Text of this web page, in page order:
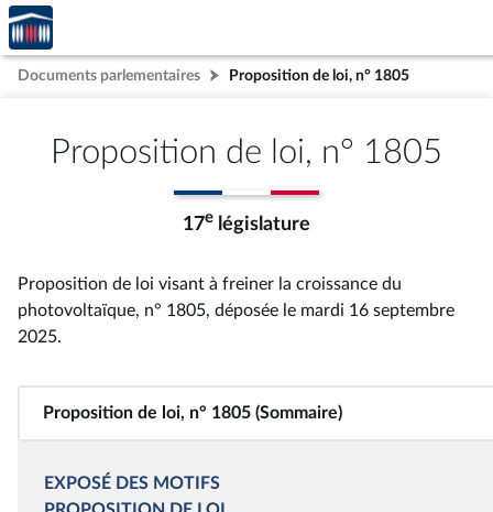
Aller au contenu
Aller en bas de la page
Accèder
à la
page
d'accueil
Documents parlementaires Proposition de loi, n° 1805
Proposition de loi, n° 1805
17e législature
Proposition de loi visant à freiner la croissance du
photovoltaïque, n° 1805, déposée le mardi 16 septembre
2025.
Proposition de loi, n° 1805 (Sommaire)
EXPOSÉ DES MOTIFS